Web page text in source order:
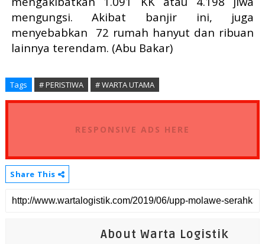
mengungsi. Akibat banjir ini, juga
menyebabkan 72 rumah hanyut dan ribuan
lainnya terendam. (Abu Bakar)
Tags # PERISTIWA # WARTA UTAMA
RESPONSIVE ADS HERE
Share This
About Warta Logistik